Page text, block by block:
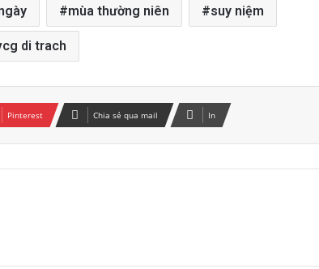
mùa thường niên suy niệm
di trach
Pinterest Chia sẻ qua mail In
Giáo họ Di Trạch cử hành long trọng Lễ
VIỆC CỬ HÀNH LỄ TRO NĂM 2026
THƯ GỬI SINH VIÊN, HỌC SINH CÔNG